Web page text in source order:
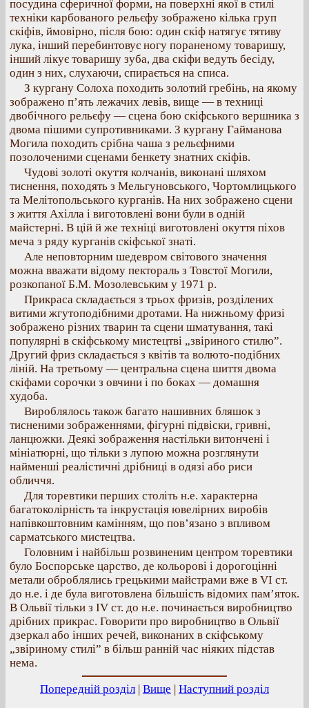
посудина сферичної форми, на поверхні якої в стилі
техніки карбованого рельєфу зображено кілька груп
скіфів, ймовірно, після бою: один скіф натягує тятиву
лука, інший перебинтовує ногу пораненому товаришу,
інший лікує товаришу зуба, два скіфи ведуть бесіду,
один з них, слухаючи, спирається на списа.
З кургану Солоха походить золотий гребінь, на якому
зображено п’ять лежачих левів, вище — в техниці
двобічного рельєфу — сцена бою скіфського вершника з
двома пішими супротивниками. З кургану Гайманова
Могила походить срібна чаша з рельєфними
позолоченими сценами бенкету знатних скіфів.
Чудові золоті окуття колчанів, виконані шляхом
тиснення, походять з Мельгуновського, Чортомлицького
та Мелітопольського курганів. На них зображено сцени
з життя Ахілла і виготовлені вони були в одній
майстерні. В цій й же техніці виготовлені окуття піхов
меча з ряду курганів скіфської знаті.
Але неповторним шедевром світового значення
можна вважати відому пектораль з Товстої Могили,
розкопаної Б.М. Мозолевським у 1971 р.
Прикраса складається з трьох фризів, розділених
витими жгутоподібними дротами. На нижньому фризі
зображено різних тварин та сцени шматування, такі
популярні в скіфському мистецтві „звіриного стилю”.
Другий фриз складається з квітів та волюто-подібних
ліній. На третьому — центральна сцена шиття двома
скіфами сорочки з овчини і по боках — домашня
худоба.
Вироблялось також багато нашивних бляшок з
тисненими зображеннями, фігурні підвіски, гривні,
ланцюжки. Деякі зображення настільки витончені і
мініатюрні, що тільки з лупою можна розглянути
найменші реалістичні дрібниці в одязі або риси
обличчя.
Для торевтики перших століть н.е. характерна
багатоколірність та інкрустація ювелірних виробів
напівкоштовним камінням, що пов’язано з впливом
сарматського мистецтва.
Головним і найбільш розвиненим центром торевтики
було Боспорське царство, де кольорові і дорогоцінні
метали оброблялись грецькими майстрами вже в VI ст.
до н.е. і де була виготовлена більшість відомих пам’яток.
В Ольвії тільки з IV ст. до н.е. починається виробництво
дрібних прикрас. Говорити про виробництво в Ольвії
дзеркал або інших речей, виконаних в скіфському
„звіриному стилі” в більш ранній час ніяких підстав
нема.
Попередній розділ | Вище | Наступний розділ